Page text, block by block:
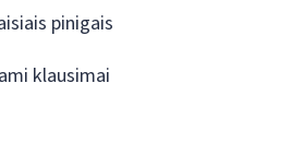
pinigais
klausimai